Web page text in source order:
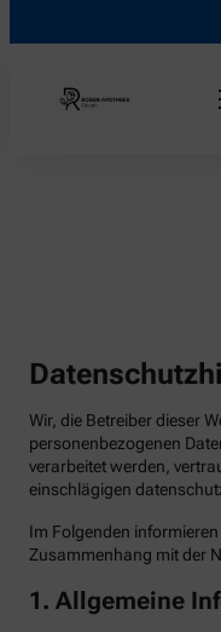
Wir, die Betreiber dieser
personenbezogenen
verarbeitet werden,
einschlägigen
Im Folgenden
Zusammenhang mit der
1. Allgemeine